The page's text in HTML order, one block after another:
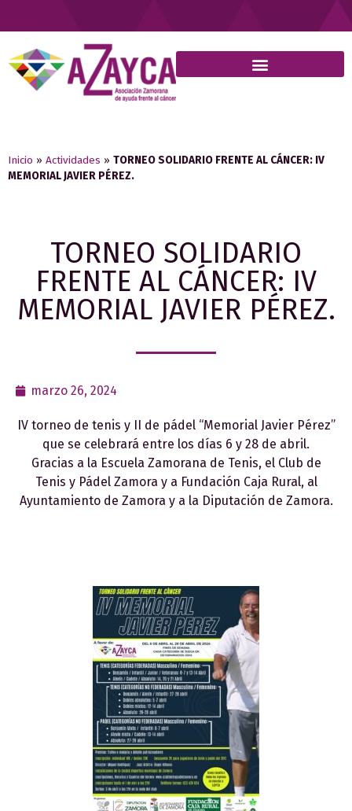
Inicio » Actividades » TORNEO SOLIDARIO FRENTE AL CÁNCER: IV
MEMORIAL JAVIER PÉREZ.
TORNEO SOLIDARIO
FRENTE AL CÁNCER: IV
MEMORIAL JAVIER PÉREZ.
marzo 26, 2024
IV torneo de tenis y II de pádel “Memorial Javier Pérez”
que se celebrará entre los días 6 y 28 de abril.
Gracias a la Escuela Zamorana de Tenis, el Club de
Tenis y Pádel Zamora y a Fundación Caja Rural, al
Ayuntamiento de Zamora y a la Diputación de Zamora.